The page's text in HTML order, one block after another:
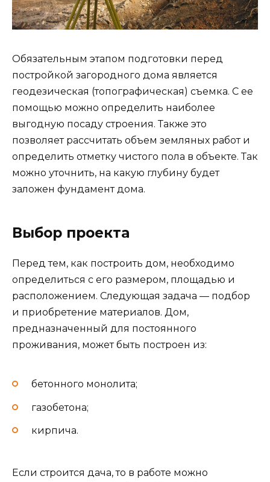
Обязательным этапом подготовки перед
постройкой загородного дома является
геодезическая (топографическая) съемка. С ее
помощью можно определить наиболее
выгодную посаду строения. Также это
позволяет рассчитать объем земляных работ и
определить отметку чистого пола в объекте. Так
можно уточнить, на какую глубину будет
заложен фундамент дома.
Выбор проекта
Перед тем, как построить дом, необходимо
определиться с его размером, площадью и
расположением. Следующая задача — подбор
и приобретение материалов. Дом,
предназначенный для постоянного
проживания, может быть построен из:
бетонного монолита;
газобетона;
кирпича.
Если строится дача, то в работе можно